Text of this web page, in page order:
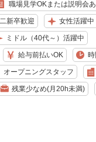
職場見学OKまたは説明会あ
新卒歓迎 女性活躍中
ミドル（40代～）活躍中
給与前払いOK 時
オープニングスタッフ
残業少なめ(月20h未満)